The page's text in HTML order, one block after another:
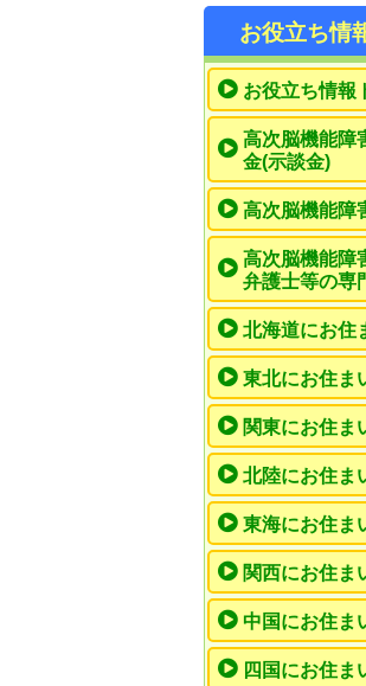
お役立ち情
お役立ち情報
高次脳機能障
金(示談金)
高次脳機能障
高次脳機能障
弁護士等の専
北海道にお住
東北にお住ま
関東にお住ま
北陸にお住ま
東海にお住ま
関西にお住ま
中国にお住ま
四国にお住ま